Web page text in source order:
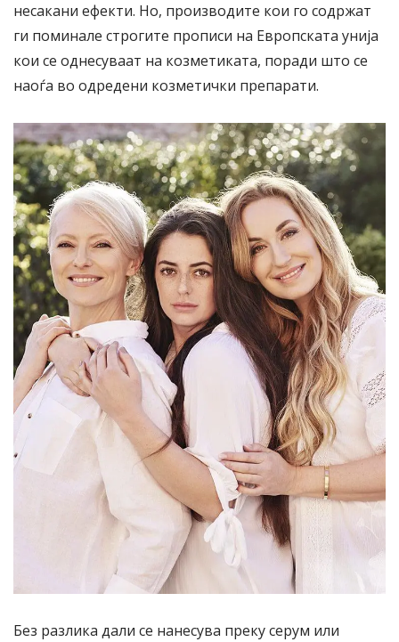
несакани ефекти. Но, производите кои го содржат
ги поминале строгите прописи на Европската унија
кои се однесуваат на козметиката, поради што се
наоѓа во одредени козметички препарати.
Без разлика дали се нанесува преку серум или